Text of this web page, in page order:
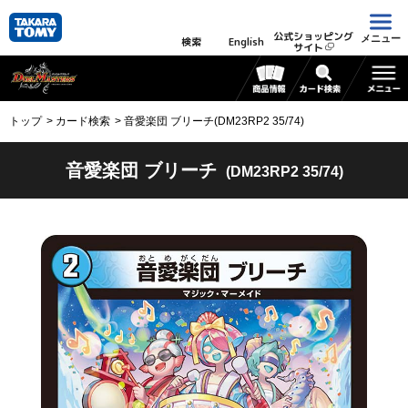
検索 English 公式ショッピング
サイト
メニュー
トップ カード検索 音愛楽団 ブリーチ(DM23RP2 35/74)
音愛楽団 ブリーチ (DM23RP2 35/74)